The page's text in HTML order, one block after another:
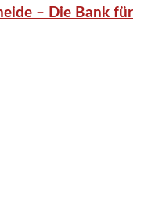
– Die Bank für